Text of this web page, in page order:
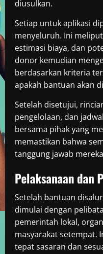
diusulkan.
Setiap untuk aplikasi
menyeluruh. Ini
estimasi biaya, dan
donor kemudian
berdasarkan kriteria
apakah bantuan akan
Setelah disetujui,
pengelolaan, dan
bersama pihak yang
memastikan bahwa
tanggung jawab
Pelaksanaan dan
Setelah bantuan
dimulai dengan
pemerintah lokal,
masyarakat setempat.
tepat sasaran dan